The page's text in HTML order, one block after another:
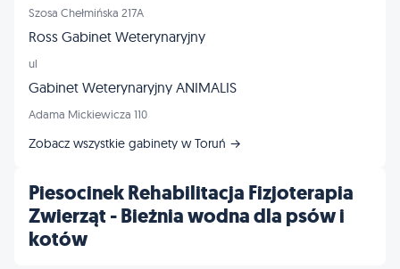
Piesocinek Rehabilitacja Fizjoterapia
Zwierząt - Bieżnia wodna dla psów i
kotów
Szosa Chełmińska 217A
Ross Gabinet Weterynaryjny
ul
Gabinet Weterynaryjny ANIMALIS
Adama Mickiewicza 110
Zobacz wszystkie gabinety w Toruń →